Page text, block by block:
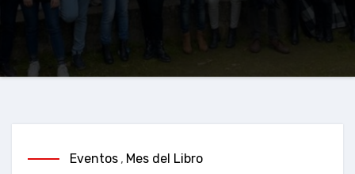
Eventos , Mes del Libro